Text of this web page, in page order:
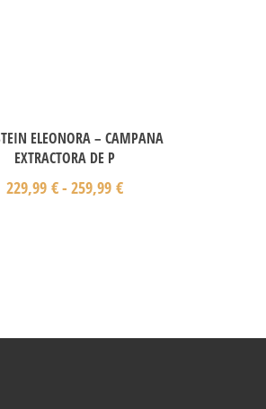
ELEONORA – CAMPANA
EXTRACTORA DE P
229,99 €- 259,99 €